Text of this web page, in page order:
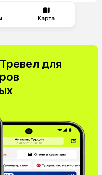
Карта
для